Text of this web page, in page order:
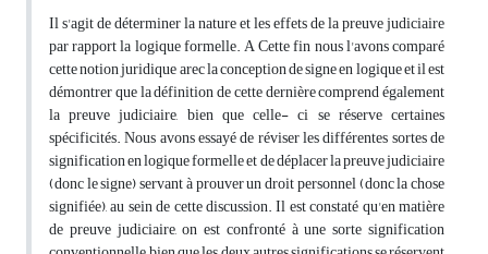
Il s'agit de déterminer la nature et les effets de la preuve judiciaire
par rapport la logique formelle. A Cette fin nous l'avons comparé
cette notion juridique arec la conception de signe en logique et il est
démontrer que la définition de cette dernière comprend également
la preuve judiciaire, bien que celle- ci se réserve certaines
spécificités. Nous avons essayé de réviser les différentes sortes de
signification en logique formelle et de déplacer la preuve judiciaire
(donc le signe) servant à prouver un droit personnel (donc la chose
signifiée), au sein de cette discussion. Il est constaté qu'en matière
de preuve judiciaire, on est confronté à une sorte signification